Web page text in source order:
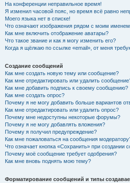
На конференции неправильное время!
Я изменил часовой пояс, но время всё равно
Моего языка нет в списке!
Что означают изображения рядом с моим именем
Как мне включить отображение аватары?
Что такое звание и как я могу изменить его?
Когда я щёлкаю по ссылке «email», от меня
Создание сообщений
Как мне создать новую тему или сообщение?
Как мне отредактировать или удалить
Как мне добавить подпись к своему сообщению?
Как мне создать опрос?
Почему я не могу добавить больше вариантов
Как мне отредактировать или удалить опрос?
Почему мне недоступны некоторые форумы?
Почему я не могу добавлять вложения?
Почему я получил предупреждение?
Как мне пожаловаться на сообщения
Что означает кнопка «Сохранить» при создании
Почему моё сообщение требует одобрения?
Как мне вновь поднять мою тему?
Форматирование сообщений и типы